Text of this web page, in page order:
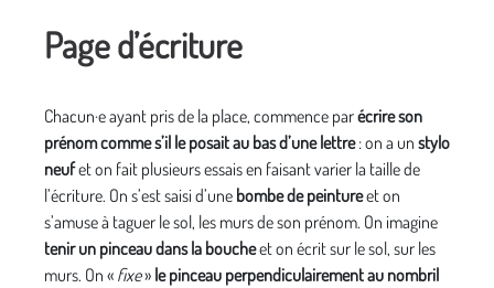
Page d’écriture
Chacun·e ayant pris de la place, commence parécrire son
prénom comme s’il le posait au bas d’une lettre: on a un stylo
neufet on fait plusieurs essais en faisant varier la taille de
l’écriture. On s’est saisi d’une bombe de peintureet on
s’amuse à taguer le sol, les murs de son prénom. On imagine
tenir un pinceau dans la boucheet on écrit sur le sol, sur les
murs. On « fixe» le pinceau perpendiculairement au nombril